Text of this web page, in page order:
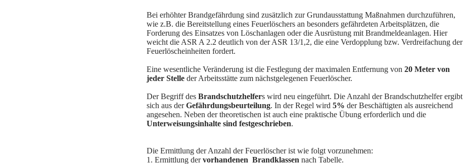
Bei erhöhter Brandgefährdung sind zusätzlich zur Grundausstattung Maßnahmen durchzuführen,
wie z.B. die Bereitstellung eines Feuerlöschers an besonders gefährdeten Arbeitsplätzen, die
Forderung des Einsatzes von Löschanlagen oder die Ausrüstung mit Brandmeldeanlagen. Hier
weicht die ASR A 2.2 deutlich von der ASR 13/1,2, die eine Verdopplung bzw. Verdreifachung der
Feuerlöscheinheiten fordert.
Eine wesentliche Veränderung ist die Festlegung der maximalen Entfernung von 20 Meter von
jeder Stelle der Arbeitsstätte zum nächstgelegenen Feuerlöscher.
Der Begriff des Brandschutzhelfers wird neu eingeführt. Die Anzahl der Brandschutzhelfer ergibt
sich aus derGefährdungsbeurteilung. In der Regel wird 5% der Beschäftigten als ausreichend
angesehen. Neben der theoretischen ist auch eine praktische Übung erforderlich und die
Unterweisungsinhalte sind festgeschrieben.
Die Ermittlung der Anzahl der Feuerlöscher ist wie folgt vorzunehmen:
1. Ermittlung dervorhandenen Brandklassen nach Tabelle.